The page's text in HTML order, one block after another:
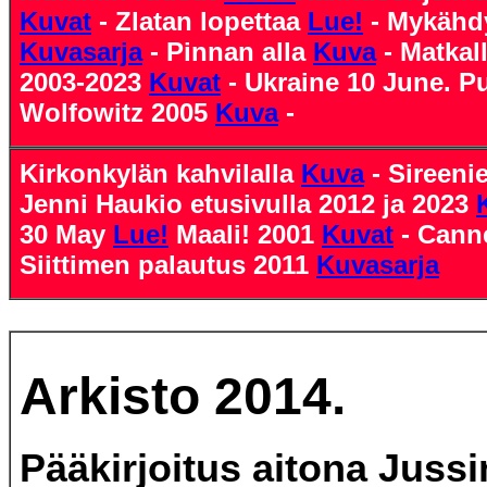
Kuvat - Zlatan lopettaa Lue! -
Kuvasarja- Pinnan alla Kuva-
2003-2023 Kuvat - Ukraine 10 June.
Wolfowitz 2005 Kuva-
Kirkonkylän kahvilalla Kuva-
Jenni Haukio etusivulla 2012 ja 2023
30 May Lue! Maali! 2001 Kuvat -
Siittimen palautus 2011 Kuvasarja
Arkisto 2014.
Pääkirjoitus aitona